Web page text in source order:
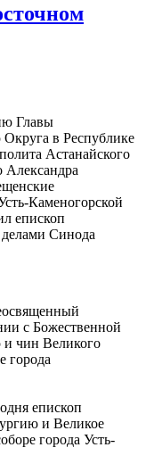
Главы
в Республике
Астанайского
Александра
Каменогорской
епископ
Синода
с Божественной
и чин Великого
города
епископ
и Великое
города Усть-